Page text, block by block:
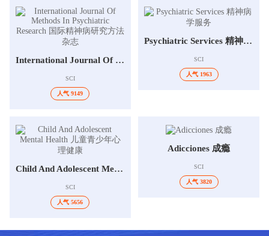
International Journal Of Methods In Psychiatric Research 国际精神病研究方法杂志
SCI
人气 9149
Psychiatric Services 精神病学服务
SCI
人气 1963
Child And Adolescent Mental Health 儿童青少年心理健康
SCI
人气 5656
Adicciones 成瘾
SCI
人气 3820